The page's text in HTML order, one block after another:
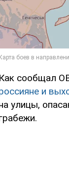
Как сообщал
и
улицы,